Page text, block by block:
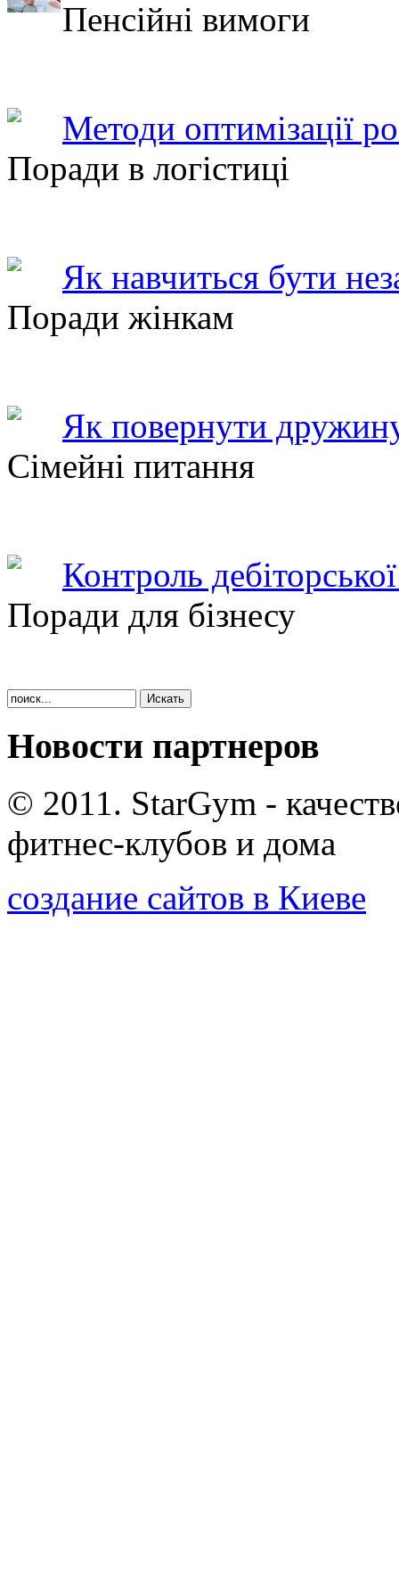
Пенсійні вимоги
Методи оптимізації
Поради в логістиці
Як навчиться бути
Поради жінкам
Як повернути
Сімейні питання
Контроль
Поради для бізнесу
Новости партнеров
© 2011. StarGym -
фитнес-клубов и дома
создание сайтов в Киеве